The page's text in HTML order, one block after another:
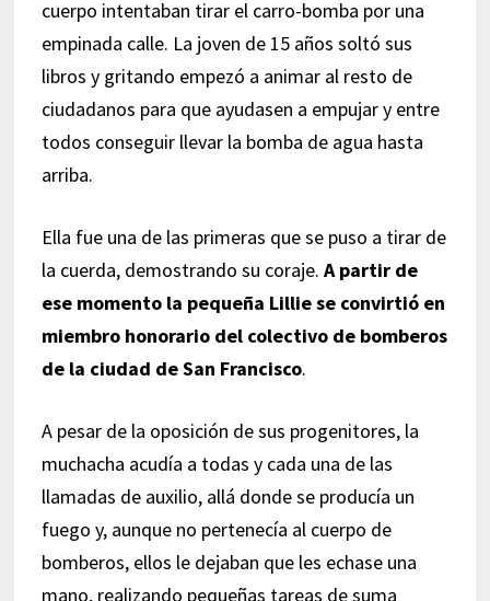
cuerpo intentaban tirar el carro-bomba por una
empinada calle. La joven de 15 años soltó sus
libros y gritando empezó a animar al resto de
ciudadanos para que ayudasen a empujar y entre
todos conseguir llevar la bomba de agua hasta
arriba.
Ella fue una de las primeras que se puso a tirar de
la cuerda, demostrando su coraje. A partir de
ese momento la pequeña Lillie se convirtió en
miembro honorario del colectivo de bomberos
de la ciudad de San Francisco.
A pesar de la oposición de sus progenitores, la
muchacha acudía a todas y cada una de las
llamadas de auxilio, allá donde se producía un
fuego y, aunque no pertenecía al cuerpo de
bomberos, ellos le dejaban que les echase una
mano, realizando pequeñas tareas de suma